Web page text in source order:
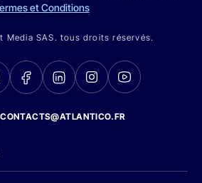
et Conditions
Media SAS. tous droits réservés.